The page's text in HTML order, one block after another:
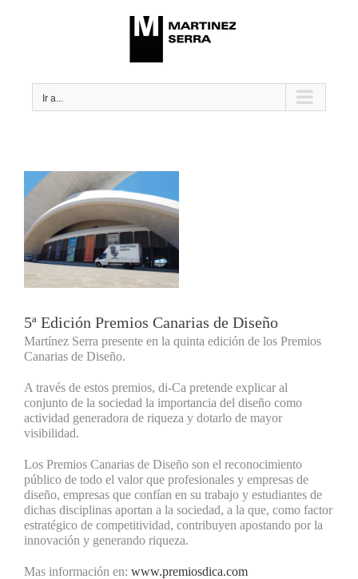
Ir a...
5ª Edición Premios Canarias de Diseño
Martínez Serra presente en la quinta edición de los Premios
Canarias de Diseño.
A través de estos premios, di-Ca pretende explicar al
conjunto de la sociedad la importancia del diseño como
actividad generadora de riqueza y dotarlo de mayor
visibilidad.
Los Premios Canarias de Diseño son el reconocimiento
público de todo el valor que profesionales y empresas de
diseño, empresas que confían en su trabajo y estudiantes de
dichas disciplinas aportan a la sociedad, a la que, como factor
estratégico de competitividad, contribuyen apostando por la
innovación y generando riqueza.
Mas información en: www.premiosdica.com